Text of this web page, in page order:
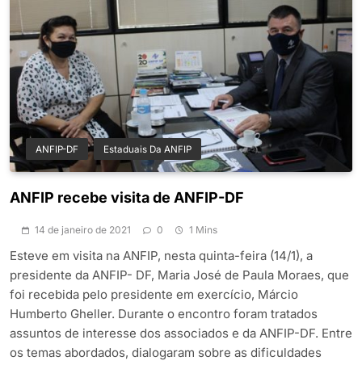
ANFIP-DF Estaduais Da ANFIP
ANFIP recebe visita de ANFIP-DF
14 de janeiro de 2021 0 1 Mins
Esteve em visita na ANFIP, nesta quinta-feira (14/1), a
presidente da ANFIP- DF, Maria José de Paula Moraes, que
foi recebida pelo presidente em exercício, Márcio
Humberto Gheller. Durante o encontro foram tratados
assuntos de interesse dos associados e da ANFIP-DF. Entre
os temas abordados, dialogaram sobre as dificuldades